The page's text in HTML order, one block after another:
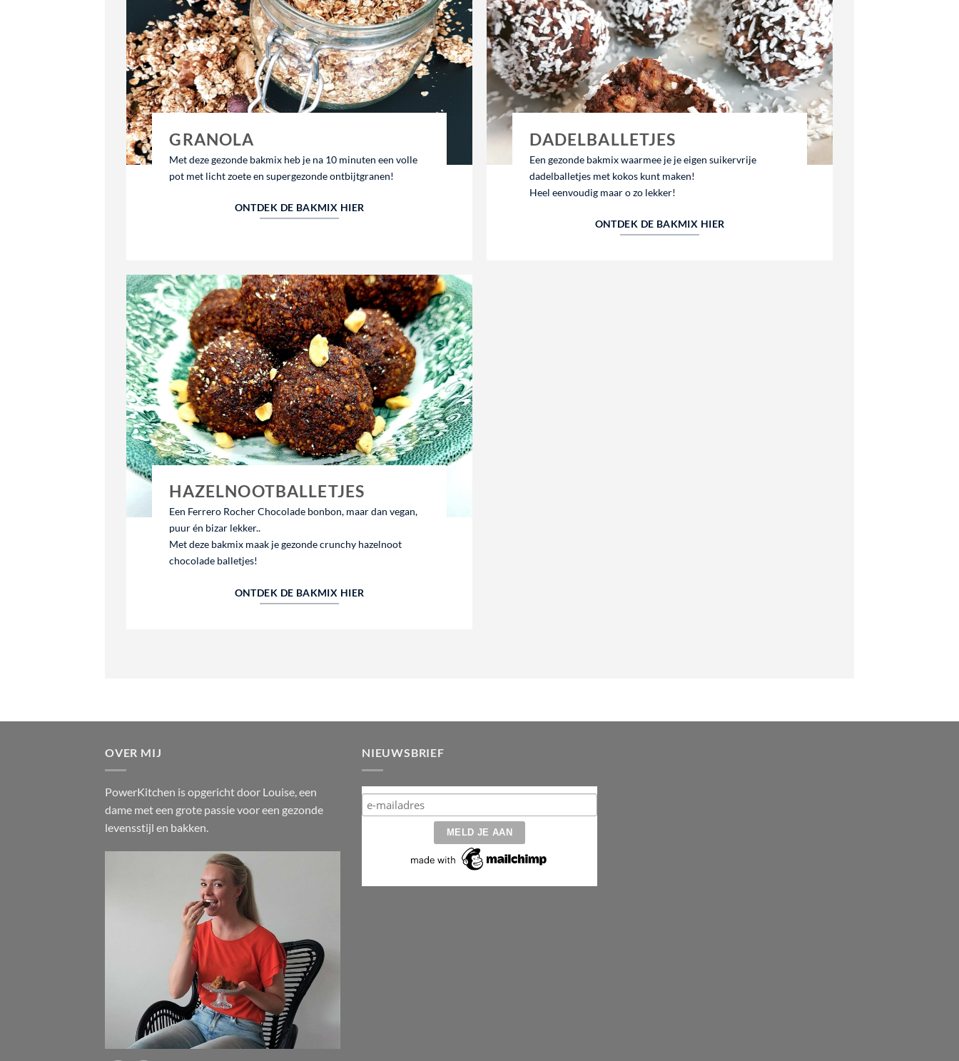
GRANOLA
Met deze gezonde bakmix heb je na 10 minuten een volle
pot met licht zoete en supergezonde ontbijtgranen!
ONTDEK DE BAKMIX HIER
DADELBALLETJES
Een gezonde bakmix waarmee je je eigen suikervrije
dadelballetjes met kokos kunt maken!
Heel eenvoudig maar o zo lekker!
ONTDEK DE BAKMIX HIER
HAZELNOOTBALLETJES
Een Ferrero Rocher Chocolade bonbon, maar dan vegan,
puur én bizar lekker..
Met deze bakmix maak je gezonde crunchy hazelnoot
chocolade balletjes!
ONTDEK DE BAKMIX HIER
OVER MIJ
PowerKitchen is opgericht door Louise, een
dame met een grote passie voor een gezonde
levensstijl en bakken.
NIEUWSBRIEF